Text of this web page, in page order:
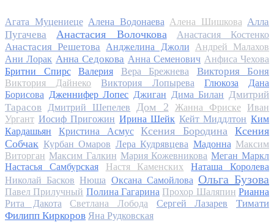
Агата Муцениеце Алена Водонаева Алена Шишкова Алла
Пугачева
Анастасия Волочкова Анастасия Костенко
Анастасия Решетова Анджелина Джоли
Андрей Малахов
Ани Лорак Анна Седокова Анна Семенович Анфиса Чехова
Бритни Спирс
Валерия Вера Брежнева Виктория Боня
Виктория Дайнеко Виктория Лопырева Глюкоза
Дана
Борисова Дженнифер Лопес Джиган Дима Билан Дмитрий
Тарасов
Дмитрий Шепелев Дом 2 Жанна Фриске
Иван
Ургант Иосиф Пригожин Ирина Шейк Кейт Миддлтон Ким
Кардашьян
Кристина Асмус Ксения Бородина
Ксения
Собчак Курбан Омаров Лера Кудрявцева Мадонна Максим
Виторган Максим Галкин Мария Кожевникова Меган Маркл
Настасья Самбурская
Настя Каменских
Наташа Королева
Николай Басков Нюша Оксана Самойлова Ольга Бузова
Павел Прилучный Полина Гагарина Прохор Шаляпин Рианна
Рита Дакота
Светлана Лобода Сергей Лазарев
Тимати
Филипп Киркоров Яна Рудковская